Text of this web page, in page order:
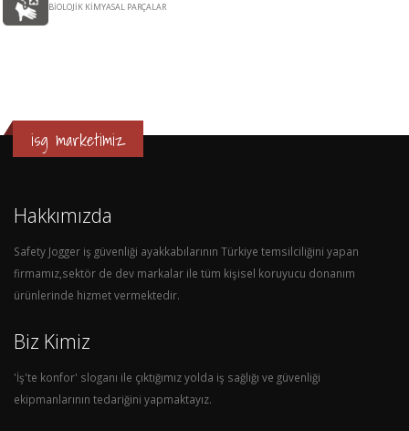
BİOLOJİK KİMYASAL PARÇALAR
isg marketimiz
Hakkımızda
Safety Jogger iş güvenliği ayakkabılarının Türkiye temsilciliğini yapan
firmamız,sektör de dev markalar ile tüm kişisel koruyucu donanım
ürünlerinde hizmet vermektedir.
Biz Kimiz
'İş'te konfor' sloganı ile çıktığımız yolda iş sağlığı ve güvenliği
ekipmanlarının tedariğini yapmaktayız.